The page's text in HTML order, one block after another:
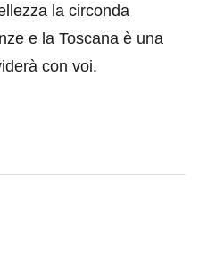
la circonda
e la Toscana è una
con voi.